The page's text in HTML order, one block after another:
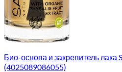
Био-основа и закрепитель лака
(4025089086055)